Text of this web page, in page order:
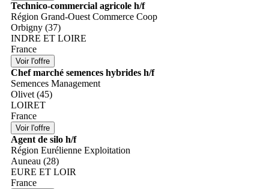
Technico-commercial agricole h/f
Région Grand-Ouest Commerce Coop
Orbigny (37)
INDRE ET LOIRE
France
Chef marché semences hybrides h/f
Semences Management
Olivet (45)
LOIRET
France
Agent de silo h/f
Région Eurélienne Exploitation
Auneau (28)
EURE ET LOIR
France